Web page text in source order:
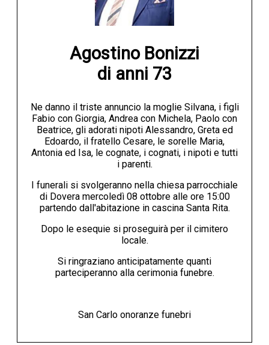
Agostino Bonizzi
di anni 73
Ne danno il triste annuncio la moglie Silvana, i figli
Fabio con Giorgia, Andrea con Michela, Paolo con
Beatrice, gli adorati nipoti Alessandro, Greta ed
Edoardo, il fratello Cesare, le sorelle Maria,
Antonia ed Isa, le cognate, i cognati, i nipoti e tutti
i parenti.
I funerali si svolgeranno nella chiesa parrocchiale
di Dovera mercoledì 08 ottobre alle ore 15:00
partendo dall'abitazione in cascina Santa Rita.
Dopo le esequie si proseguirà per il cimitero
locale.
Si ringraziano anticipatamente quanti
parteciperanno alla cerimonia funebre.
San Carlo onoranze funebri